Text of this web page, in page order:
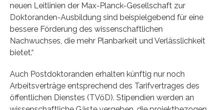
neuen Leitlinien der Max-Planck-Gesellschaft zur
Doktoranden-Ausbildung sind beispielgebend für eine
bessere Förderung des wissenschaftlichen
Nachwuchses, die mehr Planbarkeit und Verlässlichkeit
bietet.“
Auch Postdoktoranden erhalten künftig nur noch
Arbeitsverträge entsprechend des Tarifvertrages des
öffentlichen Dienstes (TVöD). Stipendien werden an